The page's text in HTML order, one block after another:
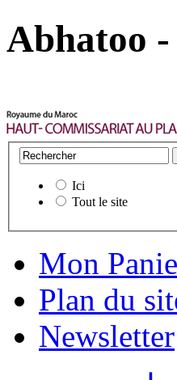
Abhatoo
Ici
Tout le site
Mon
Plan du
Newsletter